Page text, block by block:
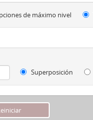
de máximo nivel
Superposición